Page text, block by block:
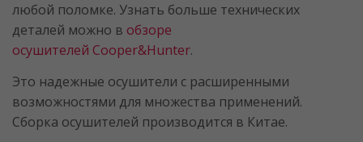
любой поломке. Узнать больше технических
деталей можно в обзоре
осушителей Cooper&Hunter.
Это надежные осушители с расширенными
возможностями для множества применений.
Сборка осушителей производится в Китае.